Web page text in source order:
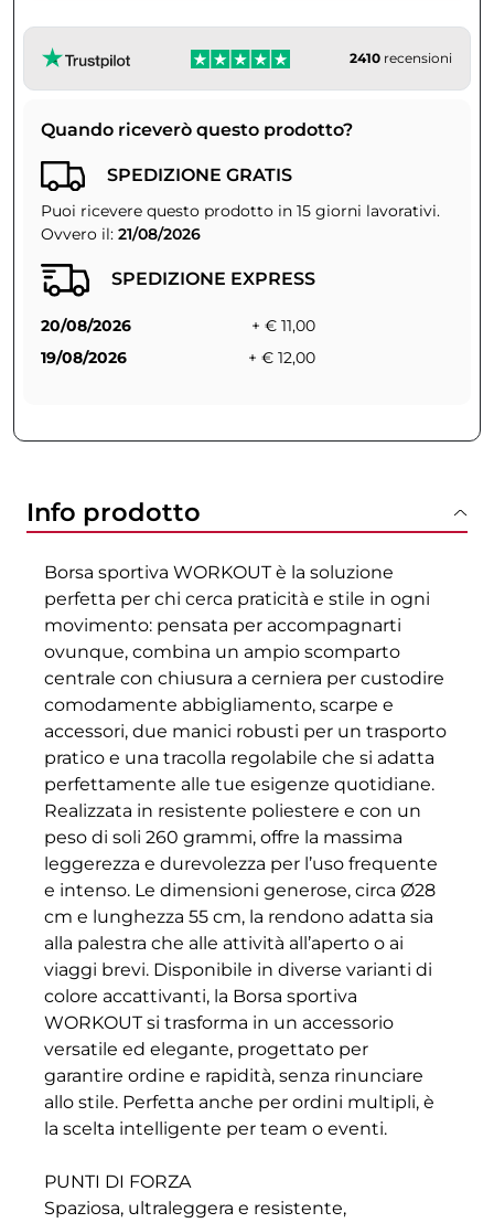
2410 recensioni
Quando riceverò questo prodotto?
SPEDIZIONE GRATIS
Puoi ricevere questo prodotto in 15 giorni lavorativi.
Ovvero il: 21/08/2026
SPEDIZIONE EXPRESS
20/08/2026
+ € 11,00
19/08/2026
+ € 12,00
Info prodotto
Borsa sportiva WORKOUT è la soluzione
perfetta per chi cerca praticità e stile in ogni
movimento: pensata per accompagnarti
ovunque, combina un ampio scomparto
centrale con chiusura a cerniera per custodire
comodamente abbigliamento, scarpe e
accessori, due manici robusti per un trasporto
pratico e una tracolla regolabile che si adatta
perfettamente alle tue esigenze quotidiane.
Realizzata in resistente poliestere e con un
peso di soli 260 grammi, offre la massima
leggerezza e durevolezza per l’uso frequente
e intenso. Le dimensioni generose, circa Ø28
cm e lunghezza 55 cm, la rendono adatta sia
alla palestra che alle attività all’aperto o ai
viaggi brevi. Disponibile in diverse varianti di
colore accattivanti, la Borsa sportiva
WORKOUT si trasforma in un accessorio
versatile ed elegante, progettato per
garantire ordine e rapidità, senza rinunciare
allo stile. Perfetta anche per ordini multipli, è
la scelta intelligente per team o eventi.
PUNTI DI FORZA
Spaziosa, ultraleggera e resistente,